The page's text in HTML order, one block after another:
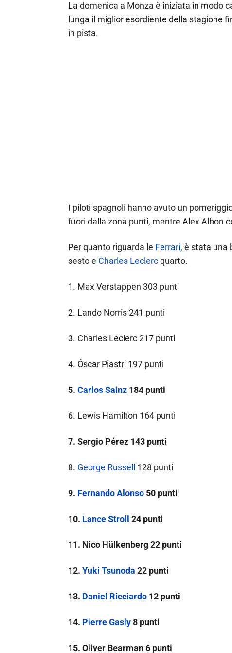
La domenica a Monza è iniziata in modo
lunga il miglior esordiente della stagione
in pista.
I piloti spagnoli hanno avuto un
fuori dalla zona punti, mentre Alex Albon
Per quanto riguarda le Ferrari, è stata una
sesto e Charles Leclercquarto.
1. Max Verstappen 303 punti
2. Lando Norris 241 punti
3. Charles Leclerc 217 punti
4. Óscar Piastri 197 punti
5. Carlos Sainz184 punti
6. Lewis Hamilton 164 punti
7. Sergio Pérez 143 punti
8. George Russell 128 punti
9. Fernando Alonso50 punti
10. Lance Stroll 24 punti
11. Nico Hülkenberg 22 punti
12. Yuki Tsunoda 22 punti
13. Daniel Ricciardo12 punti
14. Pierre Gasly8 punti
15. Oliver Bearman 6 punti